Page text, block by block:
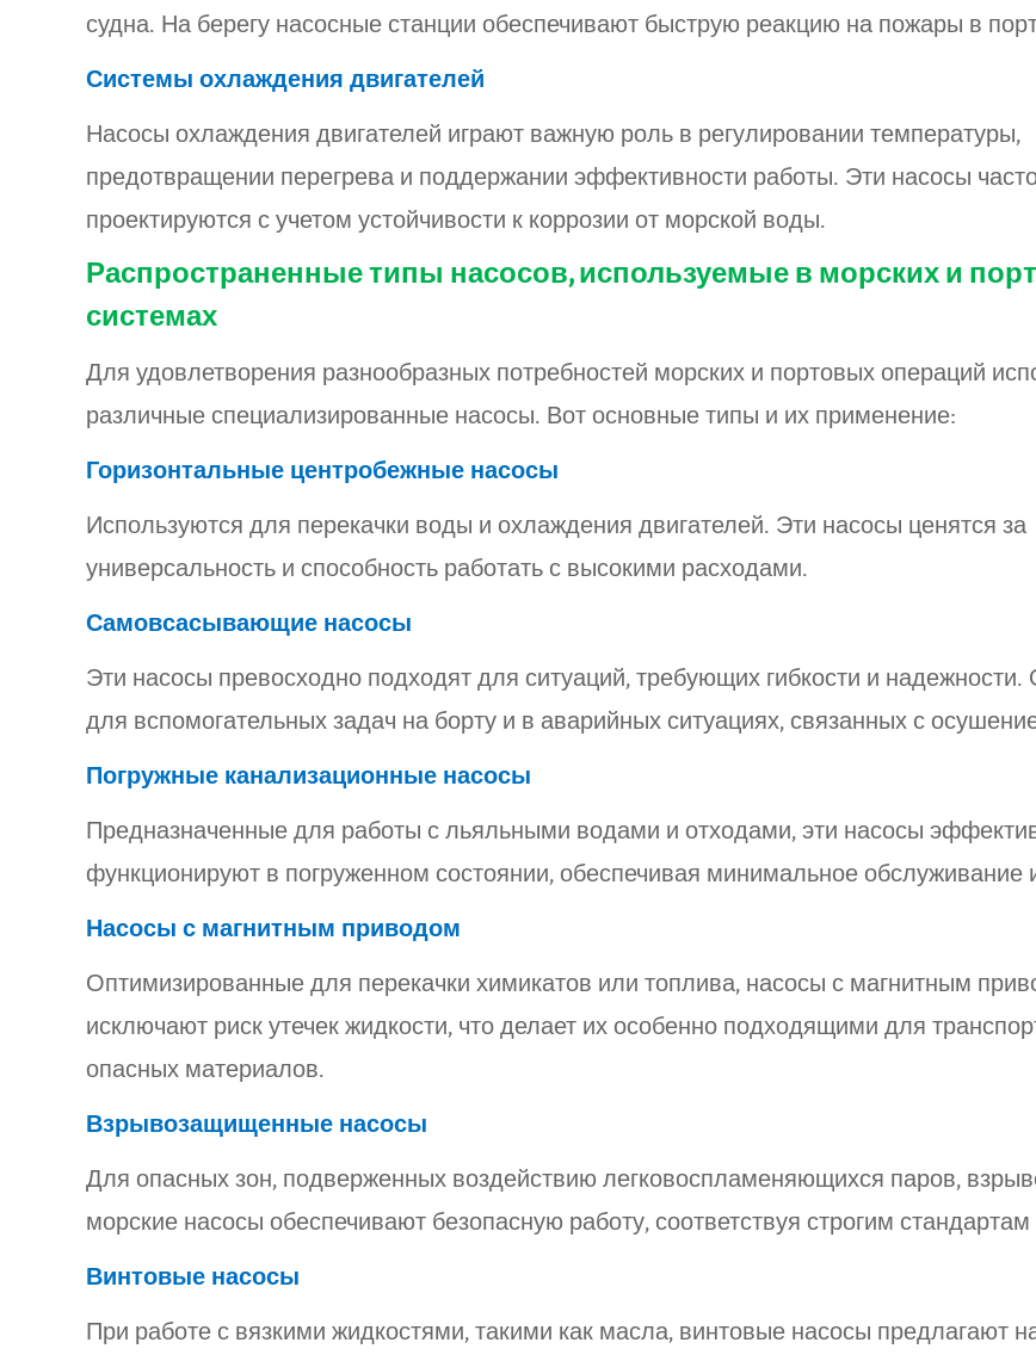
судна. На берегу насосные станции обеспечивают быструю реакцию на пожары в
Системы охлаждения двигателей
Насосы охлаждения двигателей играют важную роль в регулировании температуры,
предотвращении перегрева и поддержании эффективности работы. Эти насосы
проектируются с учетом устойчивости к коррозии от морской воды.
Распространенные типы насосов, используемые в морских и
системах
Для удовлетворения разнообразных потребностей морских и портовых операций
различные специализированные насосы. Вот основные типы и их применение:
Горизонтальные центробежные насосы
Используются для перекачки воды и охлаждения двигателей. Эти насосы ценятся за
универсальность и способность работать с высокими расходами.
Самовсасывающие насосы
Эти насосы превосходно подходят для ситуаций, требующих гибкости и
для вспомогательных задач на борту и в аварийных ситуациях, связанных с
Погружные канализационные насосы
Предназначенные для работы с льяльными водами и отходами, эти насосы
функционируют в погруженном состоянии, обеспечивая минимальное обслуживание
Насосы с магнитным приводом
Оптимизированные для перекачки химикатов или топлива, насосы с магнитным
исключают риск утечек жидкости, что делает их особенно подходящими для
опасных материалов.
Взрывозащищенные насосы
Для опасных зон, подверженных воздействию легковоспламеняющихся паров,
морские насосы обеспечивают безопасную работу, соответствуя строгим стандартам
Винтовые насосы
При работе с вязкими жидкостями, такими как масла, винтовые насосы предлагают